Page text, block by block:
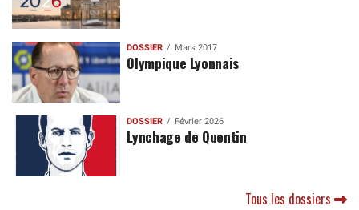
DOSSIER Mars 2017
Olympique Lyonnais
DOSSIER Février 2026
Lynchage de Quentin
Tous les dossiers